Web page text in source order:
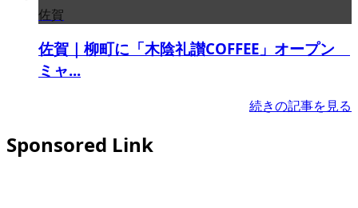
佐賀
佐賀｜柳町に「木陰礼讃COFFEE」オープン
ミャ...
続きの記事を見る
Sponsored Link